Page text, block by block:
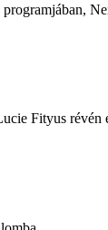
Fityus